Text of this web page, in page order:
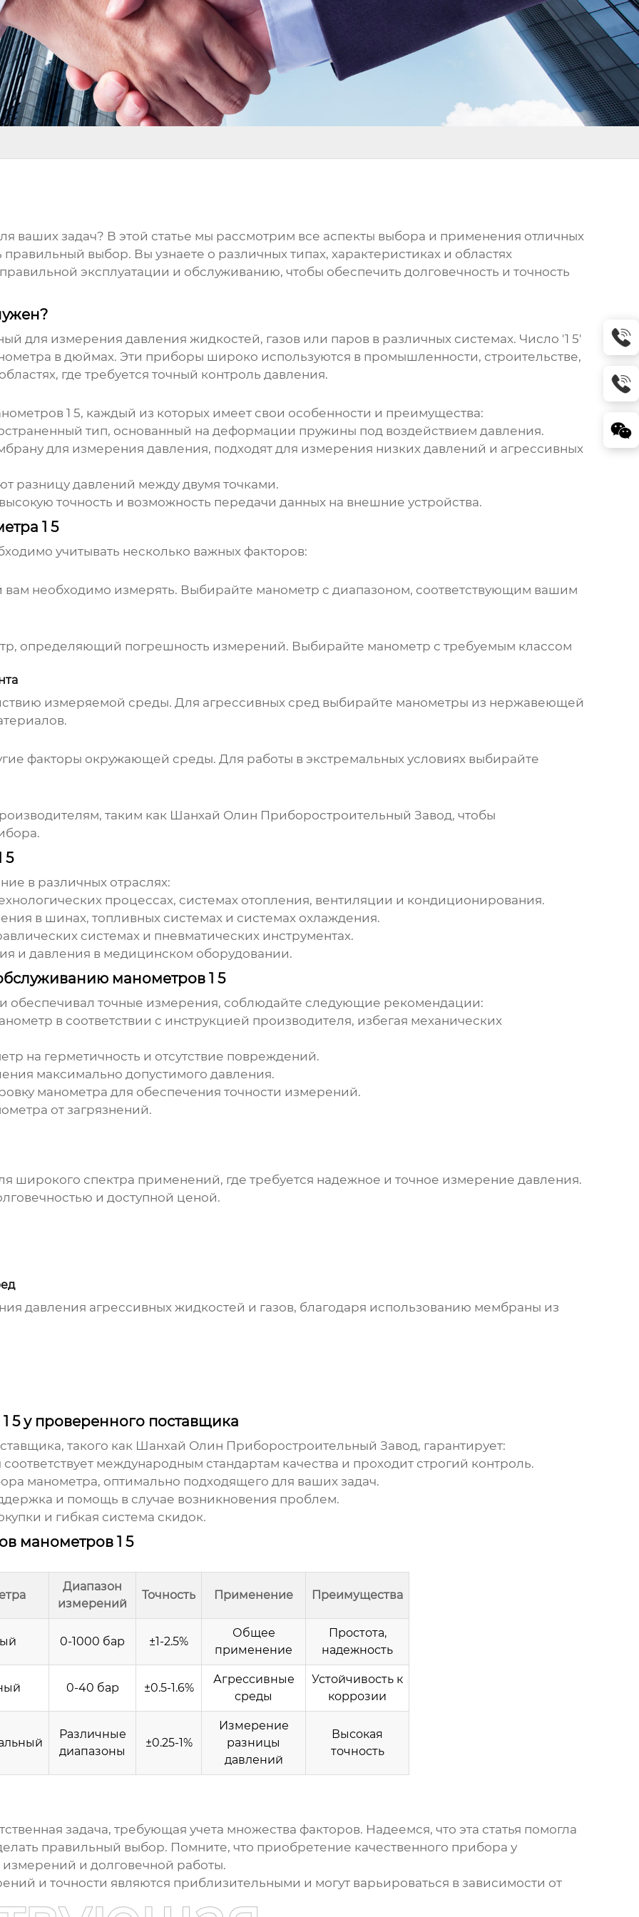
ваших задач? В этой статье мы рассмотрим все аспекты выбора и применения отличных
выбор. Вы узнаете о различных типах, характеристиках и областях
эксплуатации и обслуживанию, чтобы обеспечить долговечность и точность
для измерения давления жидкостей, газов или паров в различных системах. Число '1 5'
в дюймах. Эти приборы широко используются в промышленности, строительстве,
где требуется точный контроль давления.
1 5, каждый из которых имеет свои особенности и преимущества:
тип, основанный на деформации пружины под воздействием давления.
для измерения давления, подходят для измерения низких давлений и агрессивных
разницу давлений между двумя точками.
точность и возможность передачи данных на внешние устройства.
1 5
учитывать несколько важных факторов:
необходимо измерять. Выбирайте манометр с диапазоном, соответствующим вашим
определяющий погрешность измерений. Выбирайте манометр с требуемым классом
измеряемой среды. Для агрессивных сред выбирайте манометры из нержавеющей
факторы окружающей среды. Для работы в экстремальных условиях выбирайте
таким как Шанхай Олин Приборостроительный Завод, чтобы
5
в различных отраслях:
процессах, системах отопления, вентиляции и кондиционирования.
в шинах, топливных системах и системах охлаждения.
системах и пневматических инструментах.
и давления в медицинском оборудовании.
манометров 1 5
обеспечивал точные измерения, соблюдайте следующие рекомендации:
в соответствии с инструкцией производителя, избегая механических
на герметичность и отсутствие повреждений.
максимально допустимого давления.
манометра для обеспечения точности измерений.
от загрязнений.
широкого спектра применений, где требуется надежное и точное измерение давления.
и доступной ценой.
давления агрессивных жидкостей и газов, благодаря использованию мембраны из
5 у проверенного поставщика
такого как Шанхай Олин Приборостроительный Завод, гарантирует:
международным стандартам качества и проходит строгий контроль.
манометра, оптимально подходящего для ваших задач.
и помощь в случае возникновения проблем.
и гибкая система скидок.
манометров 1 5
Диапазон
измерений
Точность Применение Преимущества
0-1000 бар ±1-2.5%
Общее
применение
Простота,
надежность
0-40 бар ±0.5-1.6%
Агрессивные
среды
Устойчивость к
коррозии
Различные
диапазоны
±0.25-1%
Измерение
разницы
давлений
Высокая
точность
задача, требующая учета множества факторов. Надеемся, что эта статья помогла
правильный выбор. Помните, что приобретение качественного прибора у
и долговечной работы.
и точности являются приблизительными и могут варьироваться в зависимости от